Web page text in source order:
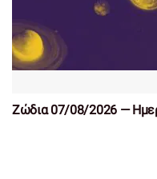
Ζώδια 07/08/2026 —